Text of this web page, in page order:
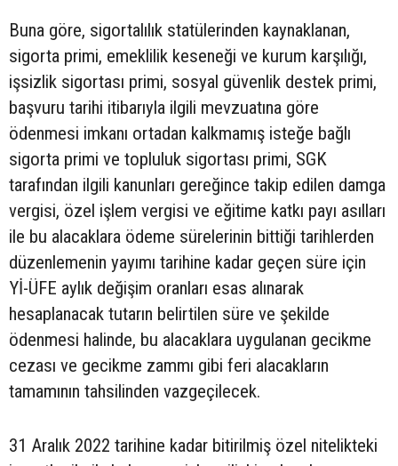
Buna göre, sigortalılık statülerinden kaynaklanan,
sigorta primi, emeklilik keseneği ve kurum karşılığı,
işsizlik sigortası primi, sosyal güvenlik destek primi,
başvuru tarihi itibarıyla ilgili mevzuatına göre
ödenmesi imkanı ortadan kalkmamış isteğe bağlı
sigorta primi ve topluluk sigortası primi, SGK
tarafından ilgili kanunları gereğince takip edilen damga
vergisi, özel işlem vergisi ve eğitime katkı payı asılları
ile bu alacaklara ödeme sürelerinin bittiği tarihlerden
düzenlemenin yayımı tarihine kadar geçen süre için
Yİ-ÜFE aylık değişim oranları esas alınarak
hesaplanacak tutarın belirtilen süre ve şekilde
ödenmesi halinde, bu alacaklara uygulanan gecikme
cezası ve gecikme zammı gibi feri alacakların
tamamının tahsilinden vazgeçilecek.
31 Aralık 2022 tarihine kadar bitirilmiş özel nitelikteki